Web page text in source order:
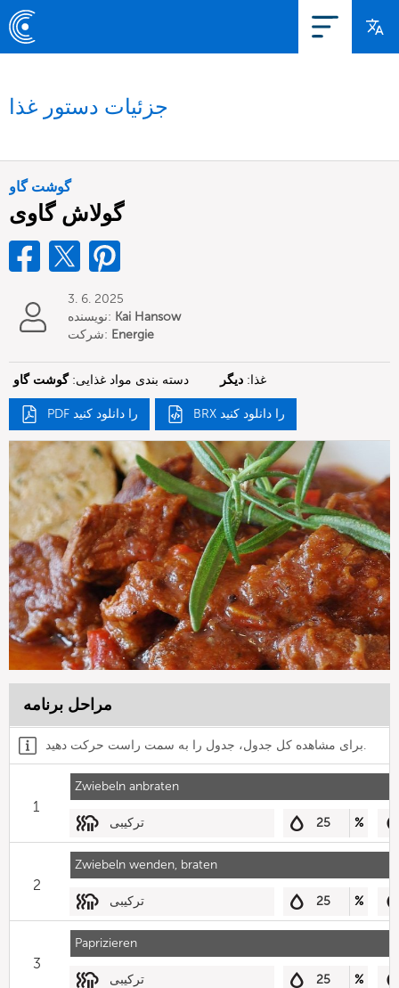
جزئیات دستور غذا
گوشت گاو
گولاش گاوی
3. 6. 2025
نویسنده: Kai Hansow
شرکت: Energie
دسته بندی مواد غذایی:گوشت گاو غذا: دیگر
PDF را دانلود کنید BRX را دانلود کنید
مراحل برنامه
برای مشاهده کل جدول، جدول را به سمت راست حرکت دهید.
Zwiebeln anbraten
1
ترکیبی 25 %
Zwiebeln wenden, braten
2
ترکیبی 25 %
Paprizieren
3
ترکیبی 25 %